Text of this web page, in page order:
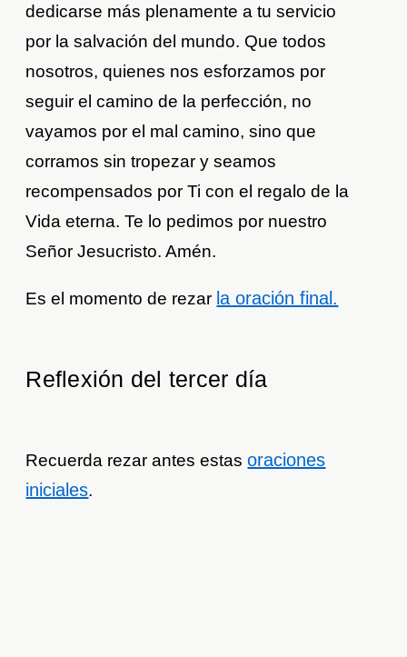
dedicarse más plenamente a tu servicio
por la salvación del mundo. Que todos
nosotros, quienes nos esforzamos por
seguir el camino de la perfección, no
vayamos por el mal camino, sino que
corramos sin tropezar y seamos
recompensados por Ti con el regalo de la
Vida eterna. Te lo pedimos por nuestro
Señor Jesucristo. Amén.
Es el momento de rezar la oración final.
Reflexión del tercer día
Recuerda rezar antes estasoraciones
iniciales.